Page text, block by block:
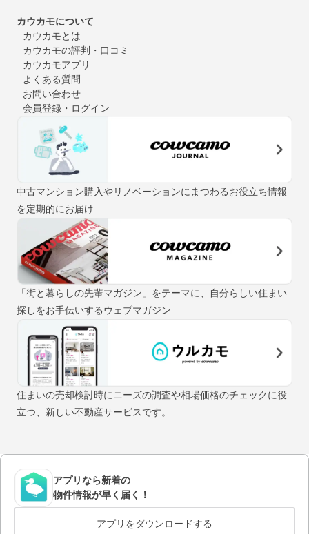
カウカモについて
カウカモとは
カウカモの評判・口コミ
カウカモアプリ
よくある質問
お問い合わせ
会員登録・ログイン
中古マンション購入やリノベーションにまつわるお役立ち情報
を定期的にお届け
「街と暮らしの先輩マガジン」をテーマに、自分らしい住まい
探しをお手伝いするウェブマガジン
住まいの売却検討時にニーズの調査や相場価格のチェックに役
立つ、新しい不動産サービスです。
アプリなら新着の
物件情報が早く届く！
アプリをダウンロードする